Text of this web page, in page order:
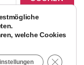
welche Cookies
GDPR